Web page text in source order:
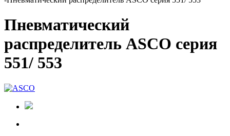
Пневматический
распределитель ASCO серия
551/ 553